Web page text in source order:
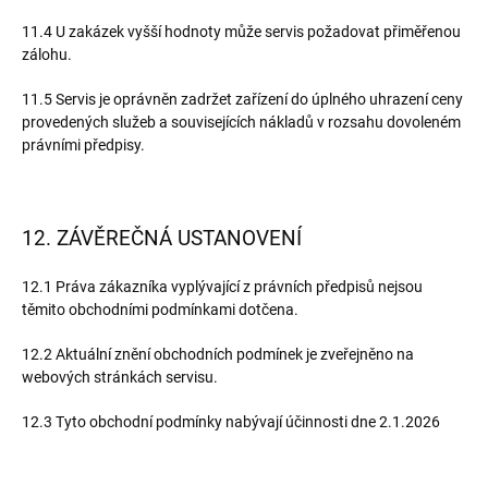
11.4 U zakázek vyšší hodnoty může servis požadovat přiměřenou
zálohu.
11.5 Servis je oprávněn zadržet zařízení do úplného uhrazení ceny
provedených služeb a souvisejících nákladů v rozsahu dovoleném
právními předpisy.
12. ZÁVĚREČNÁ USTANOVENÍ
12.1 Práva zákazníka vyplývající z právních předpisů nejsou
těmito obchodními podmínkami dotčena.
12.2 Aktuální znění obchodních podmínek je zveřejněno na
webových stránkách servisu.
12.3 Tyto obchodní podmínky nabývají účinnosti dne 2.1.2026